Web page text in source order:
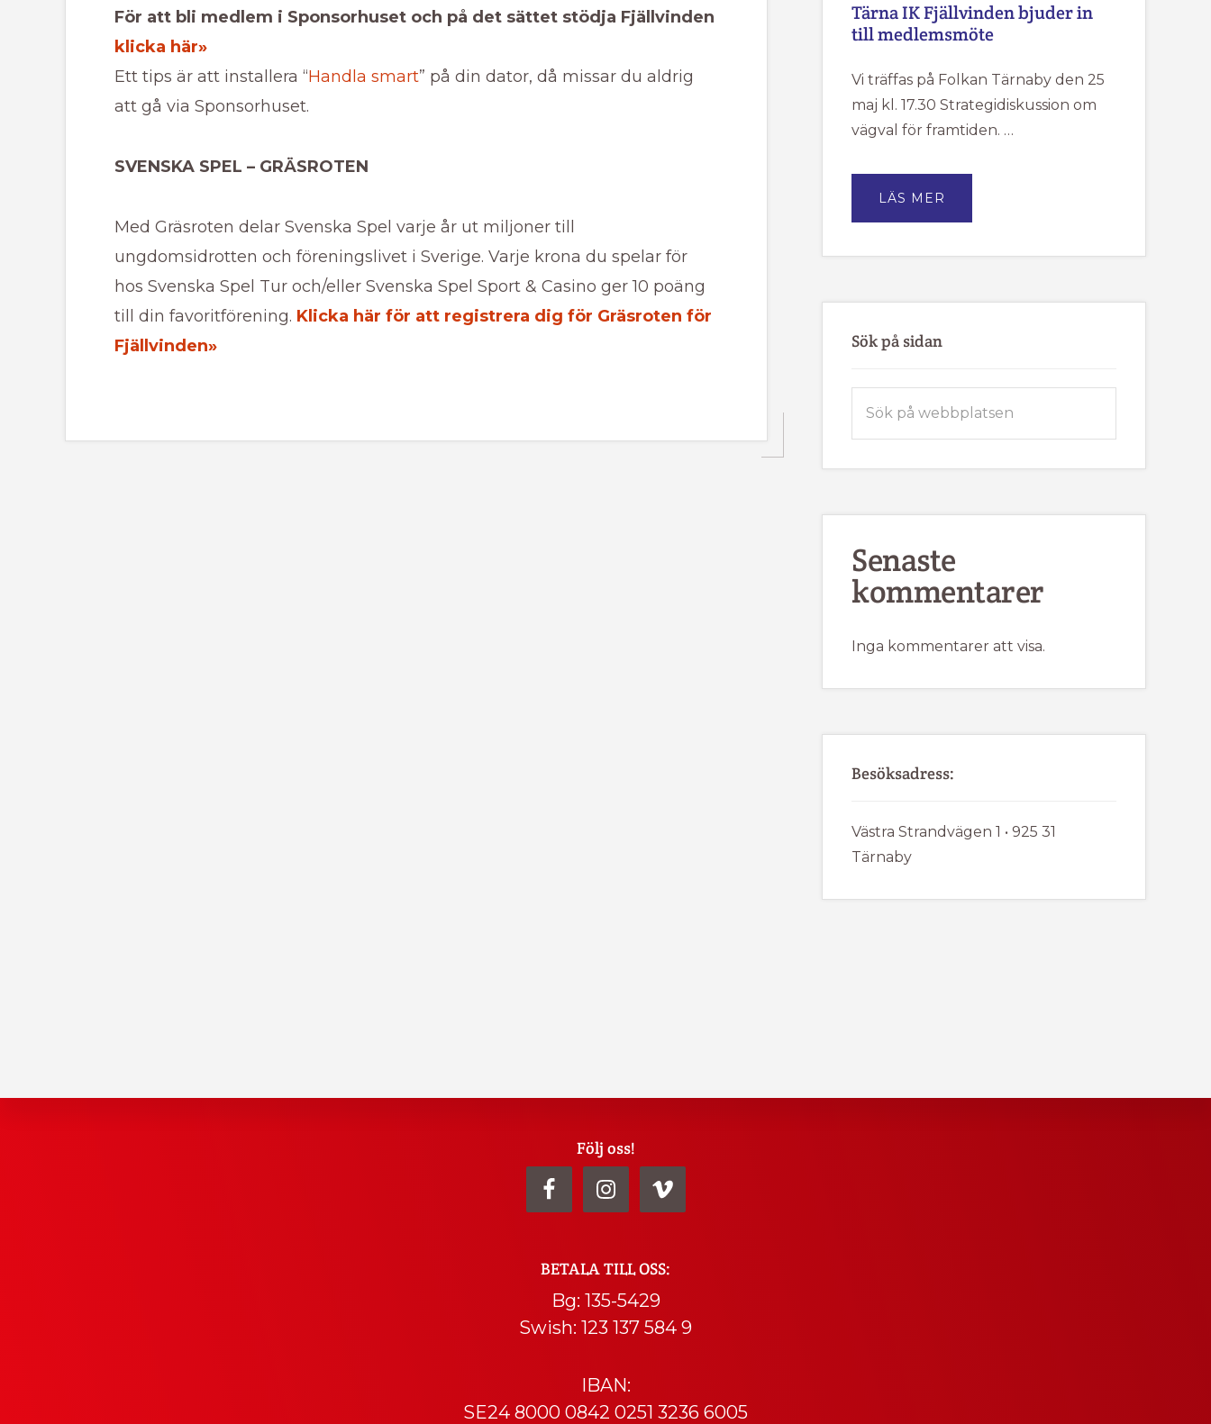
För att bli medlem i Sponsorhuset och på det sättet stödja Fjällvinden
klicka här»
Ett tips är att installera “Handla smart” på din dator, då missar du aldrig
att gå via Sponsorhuset.
SVENSKA SPEL – GRÄSROTEN
Med Gräsroten delar Svenska Spel varje år ut miljoner till
ungdomsidrotten och föreningslivet i Sverige. Varje krona du spelar för
hos Svenska Spel Tur och/eller Svenska Spel Sport & Casino ger 10 poäng
till din favoritförening. Klicka här för att registrera dig för Gräsroten för
Fjällvinden»
Tärna IK Fjällvinden bjuder in
till medlemsmöte
Vi träffas på Folkan Tärnaby den 25
maj kl. 17.30 Strategidiskussion om
vägval för framtiden. …
LÄS MER
IK
IN
Sök på sidan
på
Senaste
kommentarer
Inga kommentarer att visa.
Besöksadress:
Västra Strandvägen 1 • 925 31
Tärnaby
Följ oss!
BETALA TILL OSS:
Bg: 135-5429
Swish: 123 137 584 9
IBAN:
SE24 8000 0842 0251 3236 6005